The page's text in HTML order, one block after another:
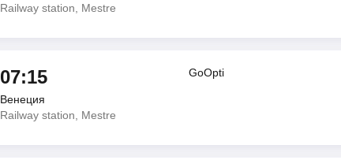
Railway station, Mestre
07:15
Венеция
Railway station, Mestre
GoOpti